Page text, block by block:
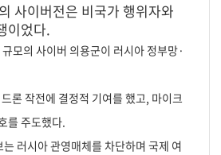
사이버전은 비국가 행위자와
이었다.
모의 사이버 의용군이 러시아 정부망·
론 작전에 결정적 기여를 했고, 마이크
를 주도했다.
러시아 관영매체를 차단하며 국제 여